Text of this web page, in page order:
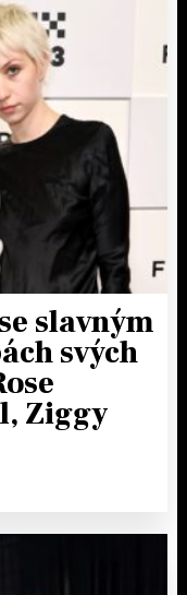
slavným
svých
Ziggy